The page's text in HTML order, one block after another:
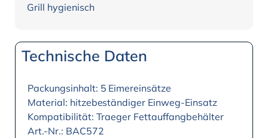
Grill hygienisch
Technische Daten
Packungsinhalt: 5 Eimereinsätze
Material: hitzebeständiger Einweg-Einsatz
Kompatibilität: Traeger Fettauffangbehälter
Art.-Nr.: BAC572